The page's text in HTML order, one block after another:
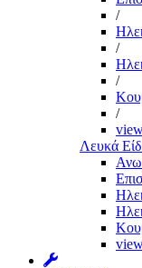
/
/
/
/
Λευκά